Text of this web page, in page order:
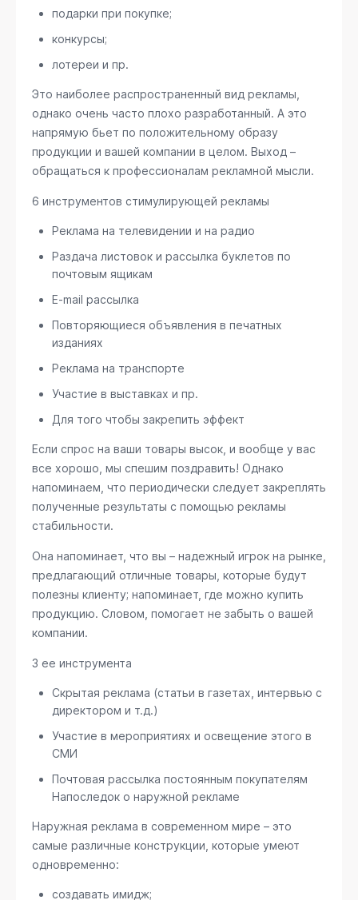
подарки при покупке;
конкурсы;
лотереи и пр.
Это наиболее распространенный вид рекламы,
однако очень часто плохо разработанный. А это
напрямую бьет по положительному образу
продукции и вашей компании в целом. Выход –
обращаться к профессионалам рекламной мысли.
6 инструментов стимулирующей рекламы
Реклама на телевидении и на радио
Раздача листовок и рассылка буклетов по
почтовым ящикам
E-mail рассылка
Повторяющиеся объявления в печатных
изданиях
Реклама на транспорте
Участие в выставках и пр.
Для того чтобы закрепить эффект
Если спрос на ваши товары высок, и вообще у вас
все хорошо, мы спешим поздравить! Однако
напоминаем, что периодически следует закреплять
полученные результаты с помощью рекламы
стабильности.
Она напоминает, что вы – надежный игрок на рынке,
предлагающий отличные товары, которые будут
полезны клиенту; напоминает, где можно купить
продукцию. Словом, помогает не забыть о вашей
компании.
3 ее инструмента
Скрытая реклама (статьи в газетах, интервью с
директором и т.д.)
Участие в мероприятиях и освещение этого в
СМИ
Почтовая рассылка постоянным покупателям
Напоследок о наружной рекламе
Наружная реклама в современном мире – это
самые различные конструкции, которые умеют
одновременно:
создавать имидж;